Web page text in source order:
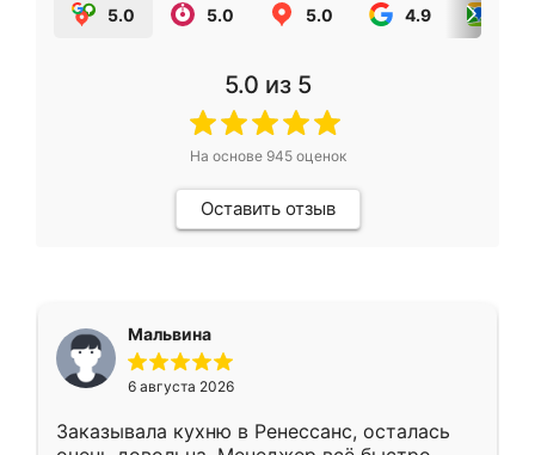
5.0 5.0 5.0 4.9
5.0 из 5
На основе 945оценок
Оставить отзыв
Мальвина
6 августа 2026
Заказывала кухню в Ренессанс, осталась